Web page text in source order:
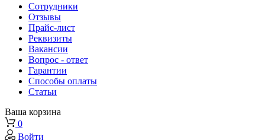
Сотрудники
Отзывы
Прайс-лист
Реквизиты
Вакансии
Вопрос - ответ
Гарантии
Способы оплаты
Статьи
Ваша корзина
0
Войти